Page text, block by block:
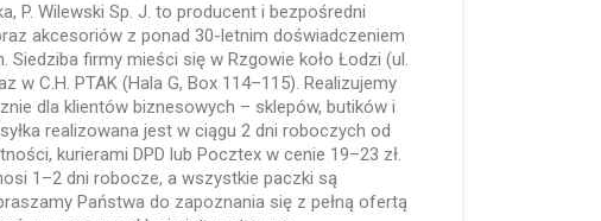
P. Wilewski Sp. J. to producent i bezpośredni
akcesoriów z ponad 30-letnim doświadczeniem
Siedziba firmy mieści się w Rzgowie koło Łodzi (ul.
w C.H. PTAK (Hala G, Box 114–115). Realizujemy
dla klientów biznesowych – sklepów, butików i
realizowana jest w ciągu 2 dni roboczych od
kurierami DPD lub Pocztex w cenie 19–23 zł.
1–2 dni robocze, a wszystkie paczki są
Państwa do zapoznania się z pełną ofertą